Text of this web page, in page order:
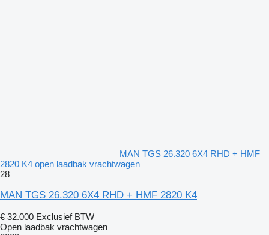
MAN TGS 26.320 6X4 RHD + HMF
2820 K4 open laadbak vrachtwagen
28
MAN TGS 26.320 6X4 RHD + HMF 2820 K4
€ 32.000 Exclusief BTW
Open laadbak vrachtwagen